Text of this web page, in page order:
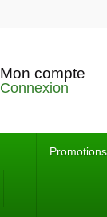
Mon compte
Connexion
Promotions